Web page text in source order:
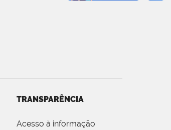
TRANSPARÊNCIA
Acesso à informação